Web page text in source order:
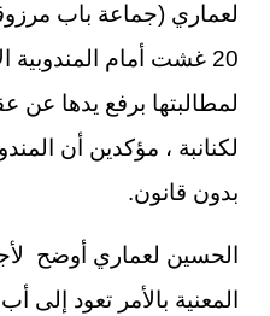
لعماري (جماعة باب
20 غشت أمام المندوبية
لمطالبتها برفع يدها
لكنانبة ، مؤكدين أن
بدون قانون.
الحسين لعماري أوضح
المعنية بالأمر تعود